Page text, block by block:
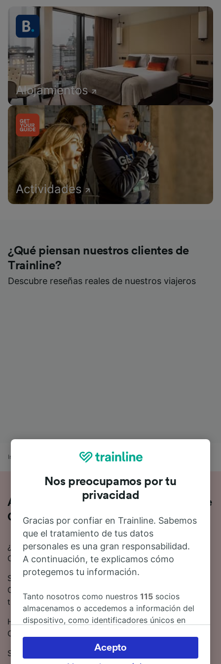
Alojamientos
Actividades
¿Qué piensan nuestros clientes de
Trainline?
Descubre reseñas reales de nuestros viajeros
Inicio Horarios de trenes Olten a Genève Cornavin
Así es viajar en tren de Olten a Genève
Cornavin
¿Buscas información para ir de Olten a Genève
Cornavin en tren? Empieza tu viaje con nosotros.
Se tardan 2 horas 55 minutos de media en viajar de
Olten a Genève Cornavin en tren. Alrededor de 55
trenes trenes salen cada día en esta ruta.
Hay trenes directos que conectan Olten y Genève
Cornavin.
SBB opera los trenes en esta ruta.
Nos preocupamos por tu
privacidad
Gracias por confiar en Trainline. Sabemos
que el tratamiento de tus datos
personales es una gran responsabilidad.
A continuación, te explicamos cómo
protegemos tu información.
Tanto nosotros como nuestros115 socios
almacenamos o accedemos a información del
dispositivo, como identificadores únicos en
Puedes aceptar o administrar tus preferencias
haciendo clic abajo, incluido el derecho de
Acepto